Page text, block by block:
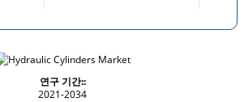
연구 기간::
2021-2034